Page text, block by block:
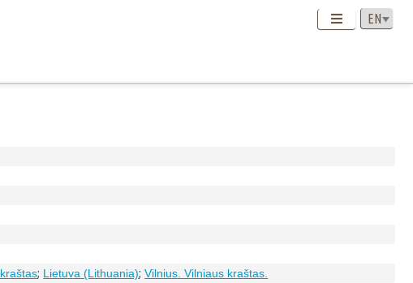
; Lietuva (Lithuania);Vilnius. Vilniaus kraštas.